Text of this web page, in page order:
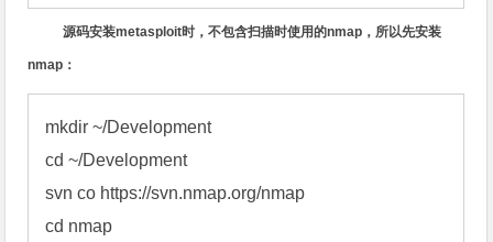
源码安装metasploit时，不包含扫描时使用的nmap ，所以先安装
nmap ：
mkdir ~/Development
cd ~/Development
svn co https://svn.nmap.org/nmap
cd nmap